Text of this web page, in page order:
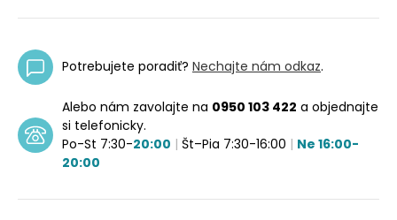
Potrebujete poradiť? Nechajte nám odkaz.
Alebo nám zavolajte na 0950 103 422 a objednajte
si telefonicky.
Po-St 7:30-20:00 | Št–Pia 7:30-16:00 | Ne 16:00-
20:00